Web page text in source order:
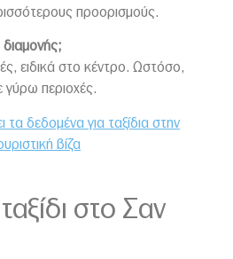
προορισμούς.
διαμονής;
ειδικά στο κέντρο. Ωστόσο,
γύρω περιοχές.
τα δεδομένα για ταξίδια στην
βίζα
ταξίδι στο Σαν